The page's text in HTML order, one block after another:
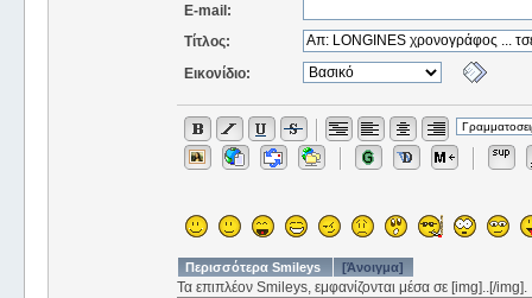
E-mail:
Τίτλος:
Εικονίδιο:
Περισσότερα Smileys [Άνοιγμα]
Τα επιπλέον Smileys, εμφανίζονται μέσα σε [img]..[/img].